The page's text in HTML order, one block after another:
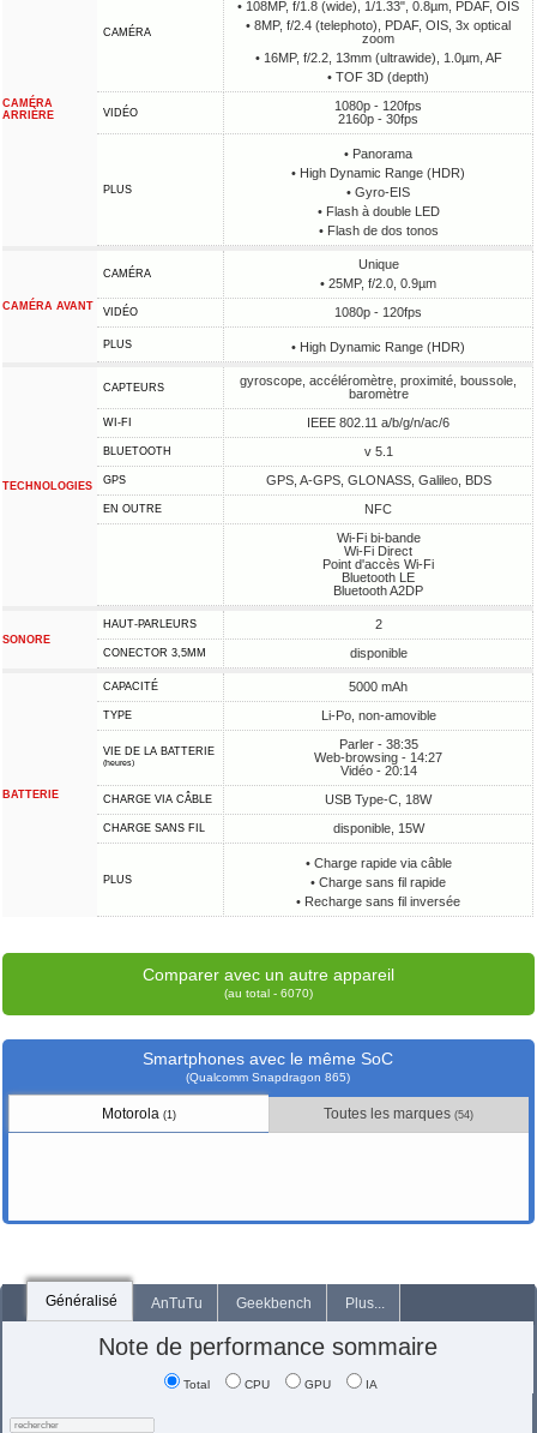
CAMÉRA
ARRIÈRE
CAMÉRA
• 108MP, f/1.8 (wide), 1/1.33", 0.8µm, PDAF, OIS
• 8MP, f/2.4 (telephoto), PDAF, OIS, 3x optical
zoom
• 16MP, f/2.2, 13mm (ultrawide), 1.0µm, AF
• TOF 3D (depth)
VIDÉO
1080p - 120fps
2160p - 30fps
PLUS
• Panorama
• High Dynamic Range (HDR)
• Gyro-EIS
• Flash à double LED
• Flash de dos tonos
CAMÉRA AVANT
CAMÉRA
Unique
• 25MP, f/2.0, 0.9µm
VIDÉO 1080p - 120fps
PLUS • High Dynamic Range (HDR)
TECHNOLOGIES
CAPTEURS
gyroscope, accéléromètre, proximité, boussole,
baromètre
WI-FI IEEE 802.11 a/b/g/n/ac/6
BLUETOOTH v 5.1
GPS GPS, A-GPS, GLONASS, Galileo, BDS
EN OUTRE
NFC
Wi-Fi bi-bande
Wi-Fi Direct
Point d'accès Wi-Fi
Bluetooth LE
Bluetooth A2DP
SONORE
HAUT-PARLEURS 2
CONECTOR 3,5MM disponible
BATTERIE
CAPACITÉ 5000 mAh
TYPE Li-Po, non-amovible
VIE DE LA BATTERIE
(heures)
Parler - 38:35
Web-browsing - 14:27
Vidéo - 20:14
CHARGE VIA CÂBLE USB Type-C, 18W
CHARGE SANS FIL disponible, 15W
PLUS
• Charge rapide via câble
• Charge sans fil rapide
• Recharge sans fil inversée
Comparer avec un autre appareil
(au total - 6070)
Smartphones avec le même SoC
(Qualcomm Snapdragon 865)
Motorola (1) Toutes les marques(54)
Généralisé AnTuTu Geekbench Plus...
Note de performance sommaire
Total CPU GPU IA